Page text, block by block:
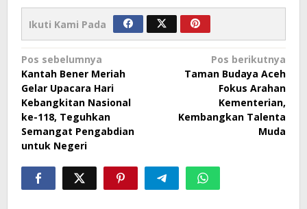
Ikuti Kami Pada
Navigasi
pos
Pos sebelumnya
Kantah Bener Meriah
Gelar Upacara Hari
Kebangkitan Nasional
ke-118, Teguhkan
Semangat Pengabdian
untuk Negeri
Pos berikutnya
Taman Budaya Aceh
Fokus Arahan
Kementerian,
Kembangkan Talenta
Muda